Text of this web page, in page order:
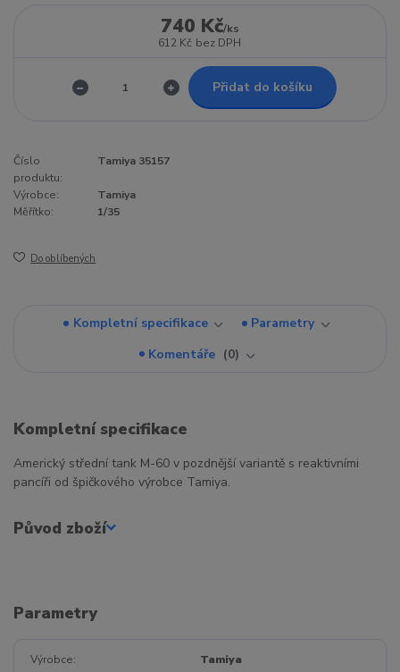
740 Kč/ks
612 Kč bez DPH
Přidat do košíku
Číslo
produktu:
Tamiya 35157
Výrobce:
Tamiya
Měřítko:
1/35
Do oblíbených
Kompletní specifikace
Parametry
Komentáře
0
Kompletní specifikace
Americký střední tank M-60 v pozdnější variantě s reaktivními
pancíři od špičkového výrobce Tamiya.
Původ zboží
Parametry
Výrobce Tamiya